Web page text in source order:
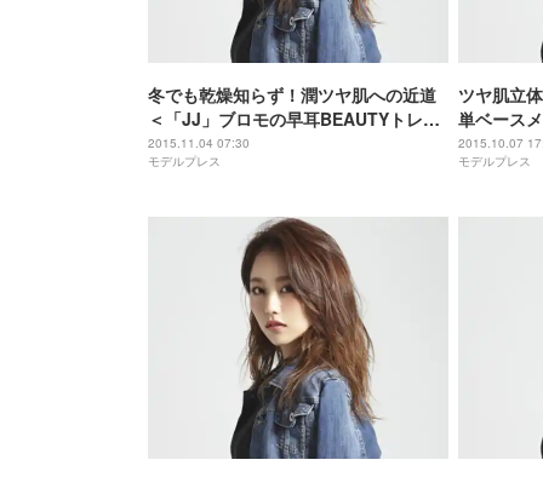
冬でも乾燥知らず！潤ツヤ肌への近道
＜「JJ」ブロモの早耳BEAUTYトレン
ドVol.29＞
2015.11.04 07:30
モデルプレス
ツヤ肌立
単ベース
耳
2015.10.07
モデルプレス